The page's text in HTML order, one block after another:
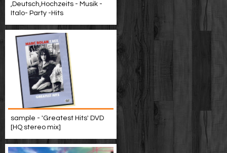
,Deutsch,Hochzeits - Musik -
Italo- Party -Hits
sample - 'Greatest Hits' DVD
[HQ stereo mix]